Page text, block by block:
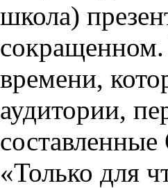
школа)
сокращенном.
времени,
аудитории,
«Только для